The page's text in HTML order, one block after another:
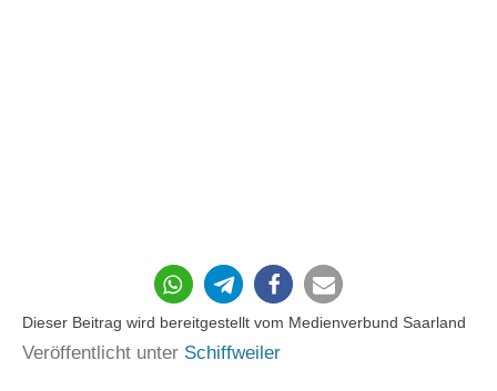
21
Dieser Beitrag wird bereitgestellt vom Medienverbund Saarland
Veröffentlicht unter Schiffweiler